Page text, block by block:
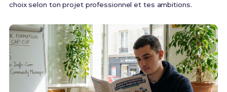
choix selon ton projet professionnel et tes ambitions.